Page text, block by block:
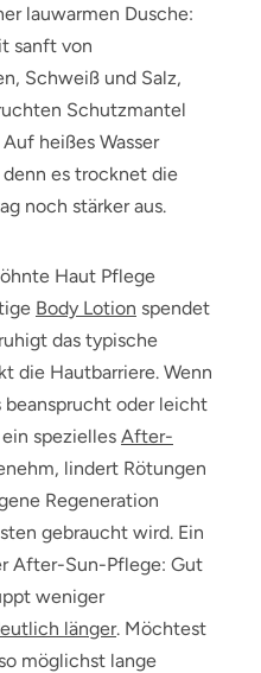
lauwarmen Dusche:
sanft von
Schweiß und Salz,
Schutzmantel
heißes Wasser
es trocknet die
noch stärker aus.
Haut Pflege
Body Lotion spendet
das typische
die Hautbarriere. Wenn
beansprucht oder leicht
spezielles After-
lindert Rötungen
Regeneration
gebraucht wird. Ein
After-Sun-Pflege: Gut
weniger
länger. Möchtest
möglichst lange